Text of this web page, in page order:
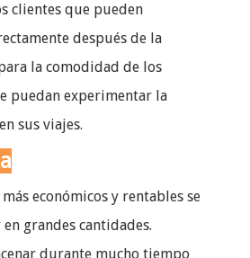
clientes que pueden
después de la
la comodidad de los
puedan experimentar la
sus viajes.
económicos y rentables se
grandes cantidades.
durante mucho tiempo